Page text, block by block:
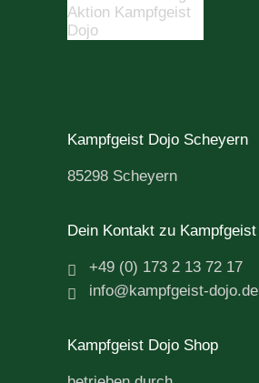
Kampfgeist Dojo Scheyern
85298 Scheyern
Dein Kontakt zu Kampfgeist
+49 (0) 173 2 13 72 17
info@kampfgeist-dojo.de
Kampfgeist Dojo Shop